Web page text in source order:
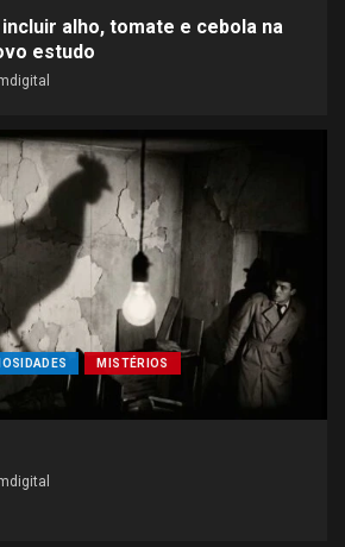
alho, tomate e cebola na
estudo
MISTÉRIOS